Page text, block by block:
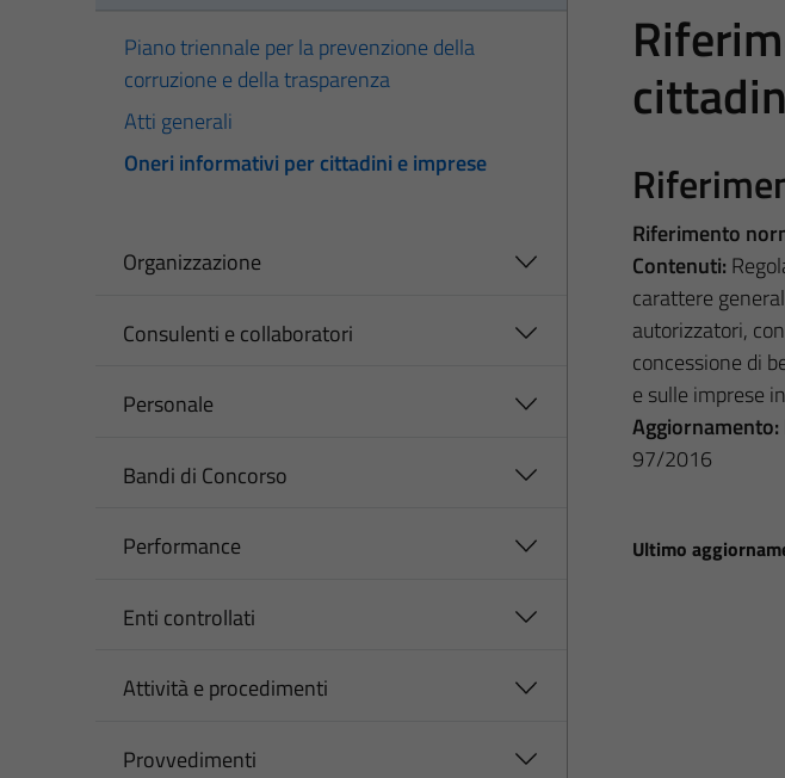
Piano triennale per la prevenzione della
corruzione e della trasparenza
Atti generali
Oneri informativi per cittadini e imprese
Organizzazione
Consulenti e collaboratori
Personale
Bandi di Concorso
Performance
Enti controllati
Attività e procedimenti
Provvedimenti
Riferimento
Contenuti:
carattere
autorizzatori,
concessione di
e sulle imprese
Aggiornamento:
97/2016
Ultimo